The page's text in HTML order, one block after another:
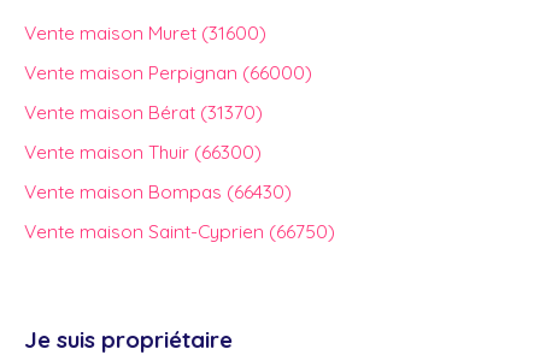
Vente maison Muret (31600)
Vente maison Perpignan (66000)
Vente maison Bérat (31370)
Vente maison Thuir (66300)
Vente maison Bompas (66430)
Vente maison Saint-Cyprien (66750)
Je suis propriétaire